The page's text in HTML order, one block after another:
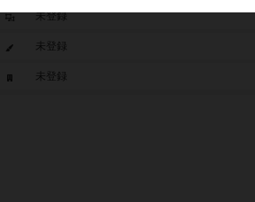
未登録
未登録
未登録